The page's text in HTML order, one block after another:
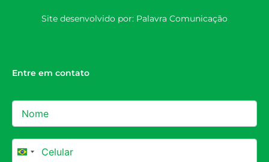
Site desenvolvido por: Palavra Comunicação
Entre em contato
Brazil +55